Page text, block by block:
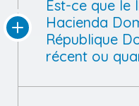
Est-ce que le
Hacienda
République
récent ou